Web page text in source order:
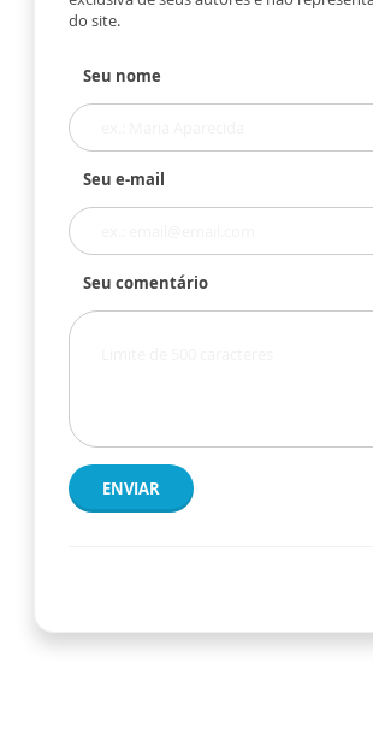
do site.
Seu nome
Seu e-mail
Seu comentário
ENVIAR